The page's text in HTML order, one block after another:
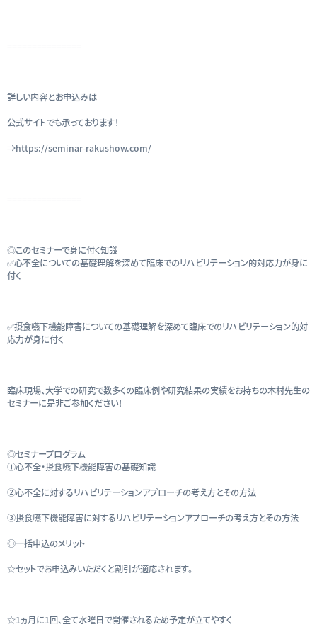
===============
詳しい内容とお申込みは
公式サイトでも承っております！
⇒https://seminar-rakushow.com/
===============
◎このセミナーで身に付く知識
✅心不全についての基礎理解を深めて臨床でのリハビリテーション的対応力が身に
付く
✅摂食嚥下機能障害についての基礎理解を深めて臨床でのリハビリテーション的対
応力が身に付く
臨床現場、大学での研究で数多くの臨床例や研究結果の実績をお持ちの木村先生の
セミナーに是非ご参加ください！
◎セミナープログラム
①心不全・摂食嚥下機能障害の基礎知識
②心不全に対するリハビリテーションアプローチの考え方とその方法
③摂食嚥下機能障害に対するリハビリテーションアプローチの考え方とその方法
◎一括申込のメリット
☆セットでお申込みいただくと割引が適応されます。
☆1ヵ月に1回、全て水曜日で開催されるため予定が立てやすく